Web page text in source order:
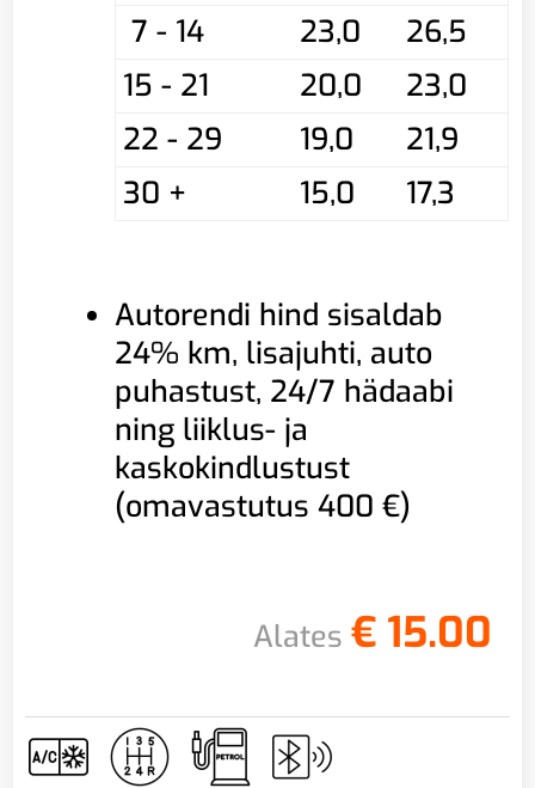
7 - 14
23,0
26,5
15 - 21
20,0
23,0
22 - 29
19,0
21,9
30 +
15,0 17,3
Autorendi hind sisaldab
24% km, lisajuhti, auto
puhastust, 24/7 hädaabi
ning liiklus- ja
kaskokindlustust
(omavastutus 400 €)
Alates € 15.00